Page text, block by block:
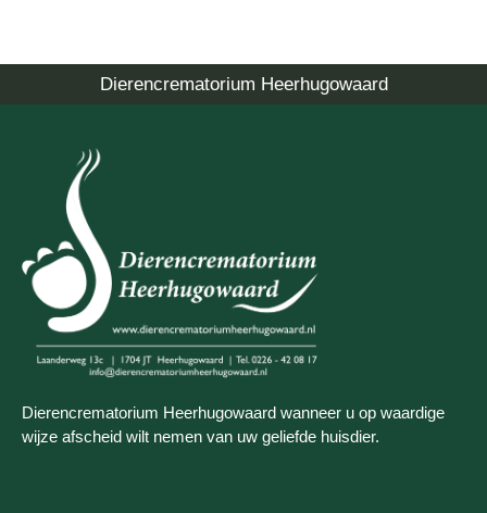
Dierencrematorium Heerhugowaard
Dierencrematorium Heerhugowaard wanneer u op waardige
wijze afscheid wilt nemen van uw geliefde huisdier.